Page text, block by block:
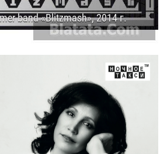
band «Blitzmash», 2014 г.